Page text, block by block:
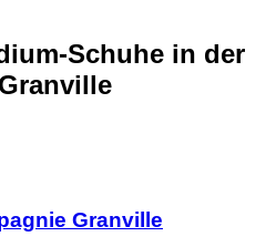
Schuhe in der
Granville